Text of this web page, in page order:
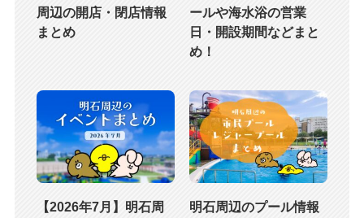
周辺の開店・閉店情報
まとめ
ールや海水浴の営業
日・開設期間などまと
め！
【2026年7月】明石周
明石周辺のプール情報